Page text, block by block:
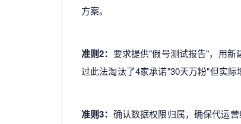
方案。
准则2： 要求提供"假号测试报告"，用
过此法淘汰了4家承诺"30天万粉"但实际
准则3： 确认数据权限归属，确保代运